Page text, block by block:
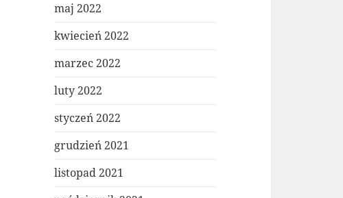
maj 2022
kwiecień 2022
marzec 2022
luty 2022
styczeń 2022
grudzień 2021
listopad 2021